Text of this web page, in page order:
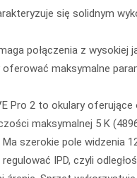
się solidnym
połączenia z wysokiej
oferować maksymalne
Pro 2 to okulary oferujące
maksymalnej 5 K
Ma szerokie pole widzenia
IPD, czyli